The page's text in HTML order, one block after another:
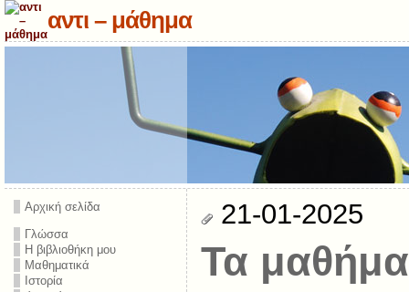
αντι – μάθημα
Αρχική σελίδα
Γλώσσα
Η βιβλιοθήκη μου
Μαθηματικά
Ιστορία
21-01-2025
Τα